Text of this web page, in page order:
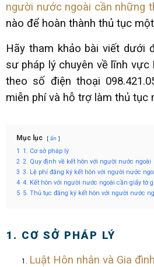
người nước ngoài cần những
nào để hoàn thành thủ tục
Hãy tham khảo bài viết dưới
sư pháp lý chuyên về lĩnh vực
theo số điện thoại
miễn phí và hỗ trợ làm thủ tục
Mục lục ẩn
1
1. Cơ sở pháp lý
2 2. Quy định về kết hôn với người nước ngoài
3 3. Lệ phí đăng ký kết hôn với người nước
4 4. Kết hôn với người nước ngoài cần giấy tờ
5 5. Thủ tục đăng ký kết hôn với người nước
1. CƠ SỞ PHÁP LÝ
Luật Hôn nhân và Gia